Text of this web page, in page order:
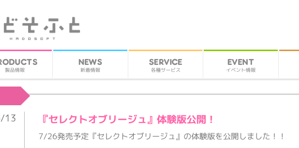
製品情報
NEWS
新着情報
SERVICE
各種サービス
EVENT
イベント情報
13 『セレクトオブリージュ』体験版公開！
7/26発売予定『セレクトオブリージュ』の体験版を公開しました！！